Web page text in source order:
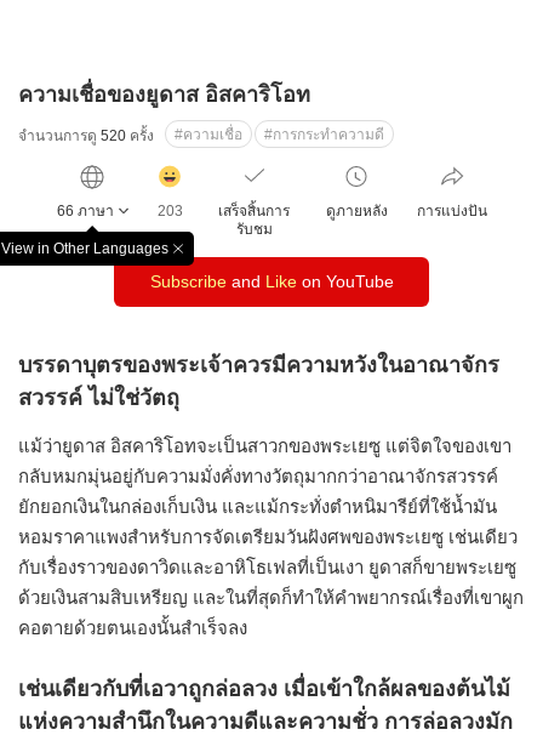
ความเชื่อของยูดาส อิสคาริโอท
จำนวนการดู 520 ครั้ง #ความเชื่อ #การกระทำความดี
66 ภาษา
View in Other Languages
창
닫
기
클
릭
수
203
เสร็จสิ้นการ
รับชม
ดูภายหลัง การแบ่งปัน
Subscribeand Likeon YouTube
บรรดาบุตรของพระเจ้าควรมีความหวังในอาณาจักร
สวรรค์ ไม่ใช่วัตถุ
แม้ว่ายูดาส อิสคาริโอทจะเป็นสาวกของพระเยซู แต่จิตใจของเขา
กลับหมกมุ่นอยู่กับความมั่งคั่งทางวัตถุมากกว่าอาณาจักรสวรรค์
ยักยอกเงินในกล่องเก็บเงิน และแม้กระทั่งตำหนิมารีย์ที่ใช้น้ำมัน
หอมราคาแพงสำหรับการจัดเตรียมวันฝังศพของพระเยซู เช่นเดียว
กับเรื่องราวของดาวิดและอาหิโธเฟลที่เป็นเงา ยูดาสก็ขายพระเยซู
ด้วยเงินสามสิบเหรียญ และในที่สุดก็ทำให้คำพยากรณ์เรื่องที่เขาผูก
คอตายด้วยตนเองนั้นสำเร็จลง
เช่นเดียวกับที่เอวาถูกล่อลวง เมื่อเข้าใกล้ผลของต้นไม้
แห่งความสำนึกในความดีและความชั่ว การล่อลวงมัก